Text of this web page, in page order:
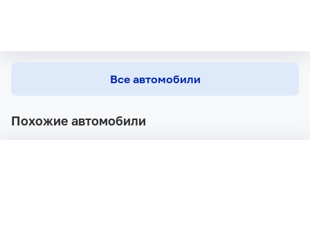
Все автомобили
Похожие автомобили